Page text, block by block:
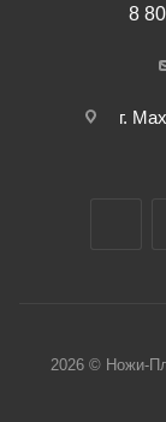
8
г.
2026 © Ножи-